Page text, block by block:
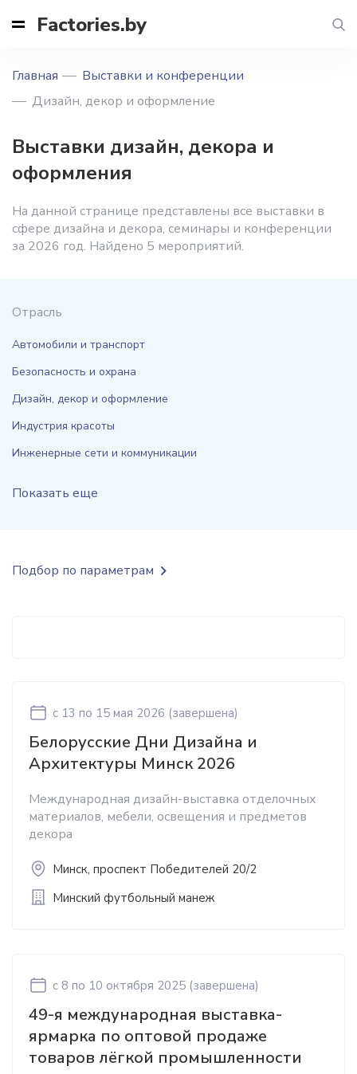
Factories.by
Главная
Выставки и конференции
Дизайн, декор и оформление
Выставки дизайн, декора и
оформления
На данной странице представлены все выставки в
сфере дизайна и декора, семинары и конференции
за 2026 год. Найдено 5 мероприятий.
Отрасль
Автомобили и транспорт
Безопасность и охрана
Дизайн, декор и оформление
Индустрия красоты
Инженерные сети и коммуникации
Показать еще
c 13 по 15 мая 2026 (завершена)
Белорусские Дни Дизайна и
Архитектуры Минск 2026
Международная дизайн-выставка отделочных
материалов, мебели, освещения и предметов
декора
Минск, проспект Победителей 20/2
Минский футбольный манеж
c 8 по 10 октября 2025 (завершена)
49-я международная выставка-
ярмарка по оптовой продаже
товаров лёгкой промышленности
Подбор по параметрам